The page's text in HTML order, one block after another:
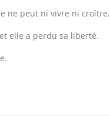
ne peut ni vivre ni croître.
elle a perdu sa liberté.